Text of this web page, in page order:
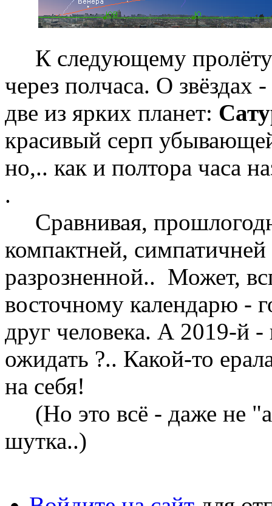
К следующему пролёту
через полчаса. О
две из ярких планет:
красивый серп
но,.. как и полтора часа
.
Сравнивая,
компактней,
разрозненной.. Может,
восточному календарю -
друг человека. А 2019-й
ожидать ?.. Какой-то
на себя!
(Но это всё - даже не
шутка..)